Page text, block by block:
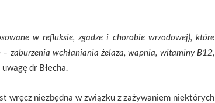
w refluksie, zgadze i chorobie wrzodowej), które
zaburzenia wchłaniania żelaza, wapnia, witaminy B12,
uwagę dr Błecha.
wręcz niezbędna w związku z zażywaniem niektórych